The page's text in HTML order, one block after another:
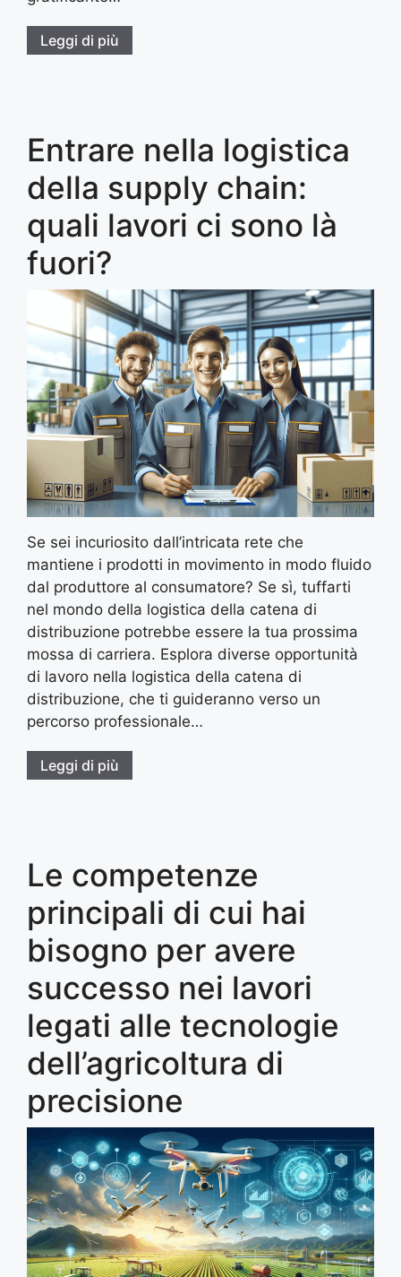
Leggi di più
Entrare nella logistica
della supply chain:
quali lavori ci sono là
fuori?
Se sei incuriosito dall’intricata rete che
mantiene i prodotti in movimento in modo fluido
dal produttore al consumatore? Se sì, tuffarti
nel mondo della logistica della catena di
distribuzione potrebbe essere la tua prossima
mossa di carriera. Esplora diverse opportunità
di lavoro nella logistica della catena di
distribuzione, che ti guideranno verso un
percorso professionale…
Leggi di più
Le competenze
principali di cui hai
bisogno per avere
successo nei lavori
legati alle tecnologie
dell’agricoltura di
precisione